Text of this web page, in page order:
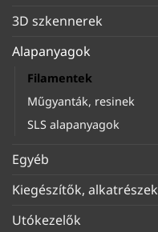
3D szkennerek
Alapanyagok
Filamentek
Műgyanták, resinek
SLS alapanyagok
Egyéb
Kiegészítők, alkatrészek
Utókezelők